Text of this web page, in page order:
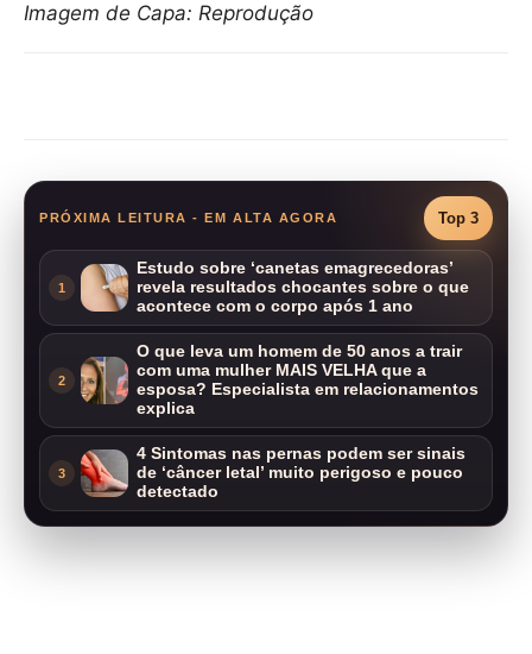
Imagem de Capa: Reprodução
PRÓXIMA LEITURA - EM ALTA AGORA Top 3
1
Estudo sobre ‘canetas emagrecedoras’
revela resultados chocantes sobre o que
acontece com o corpo após 1 ano
2
O que leva um homem de 50 anos a trair
com uma mulher MAIS VELHA que a
esposa? Especialista em relacionamentos
explica
3
4 Sintomas nas pernas podem ser sinais
de ‘câncer letal’ muito perigoso e pouco
detectado